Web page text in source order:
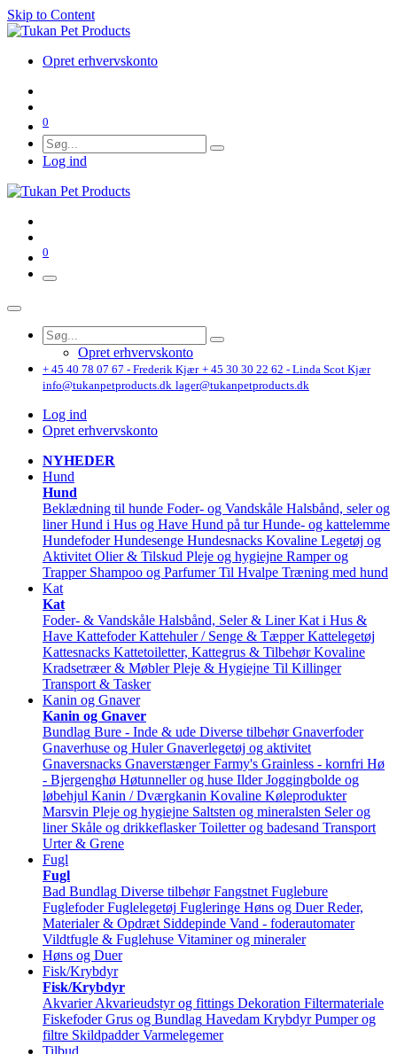
Skip to Content
Opret erhvervskonto
0
Log ind
0
Opret erhvervskonto
+ 45 40 78 07 67 - Frederik Kjær + 45 30 30 22 62 - Linda Scot Kjær
info@tukanpetproducts.dk lager@tukanpetproducts.dk
Log ind
Opret erhvervskonto
NYHEDER
Hund
Hund
Beklædning til hunde Foder- og Vandskåle Halsbånd, seler og
liner Hund i Hus og Have Hund på tur Hunde- og kattelemme
Hundefoder Hundesenge Hundesnacks Kovaline Legetøj og
Aktivitet Olier & Tilskud Pleje og hygiejne Ramper og
Trapper Shampoo og Parfumer Til Hvalpe Træning med hund
Kat
Kat
Foder- & Vandskåle Halsbånd, Seler & Liner Kat i Hus &
Have Kattefoder Kattehuler / Senge & Tæpper Kattelegetøj
Kattesnacks Kattetoiletter, Kattegrus & Tilbehør Kovaline
Kradsetræer & Møbler Pleje & Hygiejne Til Killinger
Transport & Tasker
Kanin og Gnaver
Kanin og Gnaver
Bundlag Bure - Inde & ude Diverse tilbehør Gnaverfoder
Gnaverhuse og Huler Gnaverlegetøj og aktivitet
Gnaversnacks Gnaverstænger Farmy's Grainless - kornfri Hø
- Bjergenghø Høtunneller og huse Ilder Joggingbolde og
løbehjul Kanin / Dværgkanin Kovaline Køleprodukter
Marsvin Pleje og hygiejne Saltsten og mineralsten Seler og
liner Skåle og drikkeflasker Toiletter og badesand Transport
Urter & Grene
Fugl
Fugl
Bad Bundlag Diverse tilbehør Fangstnet Fuglebure
Fuglefoder Fuglelegetøj Fugleringe Høns og Duer Reder,
Materialer & Opdræt Siddepinde Vand - foderautomater
Vildtfugle & Fuglehuse Vitaminer og mineraler
Høns og Duer
Fisk/Krybdyr
Fisk/Krybdyr
Akvarier Akvarieudstyr og fittings Dekoration Filtermateriale
Fiskefoder Grus og Bundlag Havedam Krybdyr Pumper og
filtre Skildpadder Varmelegemer
Tilbud